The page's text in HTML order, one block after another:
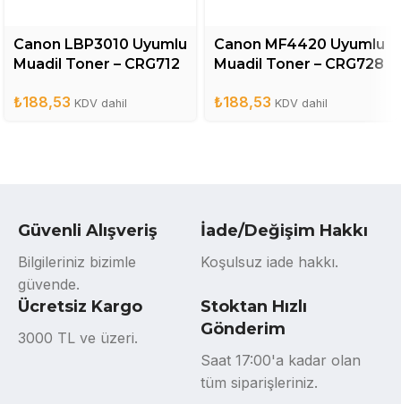
Canon LBP3010 Uyumlu
Muadil Toner – CRG712
₺188,53 KDV dahil
Canon MF4420 Uyumlu
Muadil Toner – CRG728
₺188,53 KDV dahil
Güvenli Alışveriş
Bilgileriniz bizimle
güvende.
İade/Değişim Hakkı
Koşulsuz iade hakkı.
Ücretsiz Kargo
3000 TL ve üzeri.
Stoktan Hızlı
Gönderim
Saat 17:00'a kadar olan
tüm siparişleriniz.